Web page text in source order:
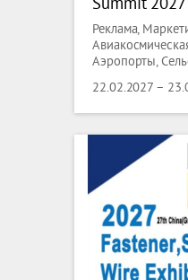
Реклама,
Аэропорты,
дизайн,
суда,
Химия,
технологии,
Коммунальные
Мода,
производства,
22.02.2027 –